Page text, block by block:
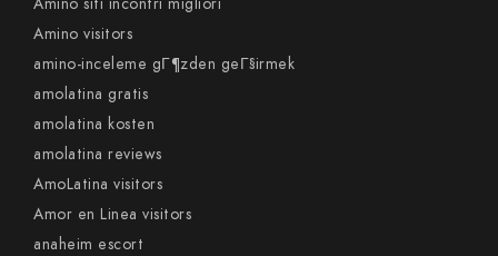
Amino visitors
amino-inceleme gГ¶zden geГ§irmek
amolatina gratis
amolatina kosten
amolatina reviews
AmoLatina visitors
Amor en Linea visitors
anaheim escort